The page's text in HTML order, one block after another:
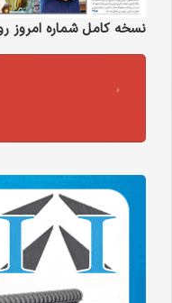
نسخه کامل شماره امروز